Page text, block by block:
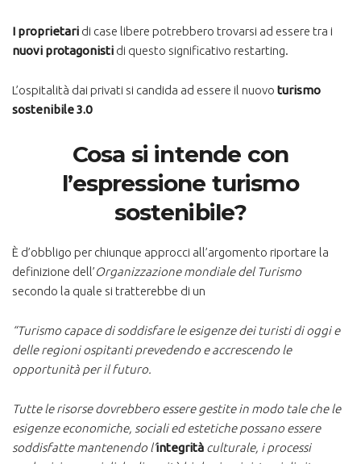
I proprietari di case libere potrebbero trovarsi ad essere tra i
nuovi protagonisti di questo significativo restarting.
L’ospitalità dai privati si candida ad essere il nuovo turismo
sostenibile 3.0
Cosa si intende con
l’espressione turismo
sostenibile?
È d’obbligo per chiunque approcci all’argomento riportare la
definizione dell’Organizzazione mondiale del Turismo
secondo la quale si tratterebbe di un
“Turismo capace di soddisfare le esigenze dei turisti di oggi e
delle regioni ospitanti prevedendo e accrescendo le
opportunità per il futuro.
Tutte le risorse dovrebbero essere gestite in modo tale che le
esigenze economiche, sociali ed estetiche possano essere
soddisfatte mantenendo l’integrità culturale, i processi